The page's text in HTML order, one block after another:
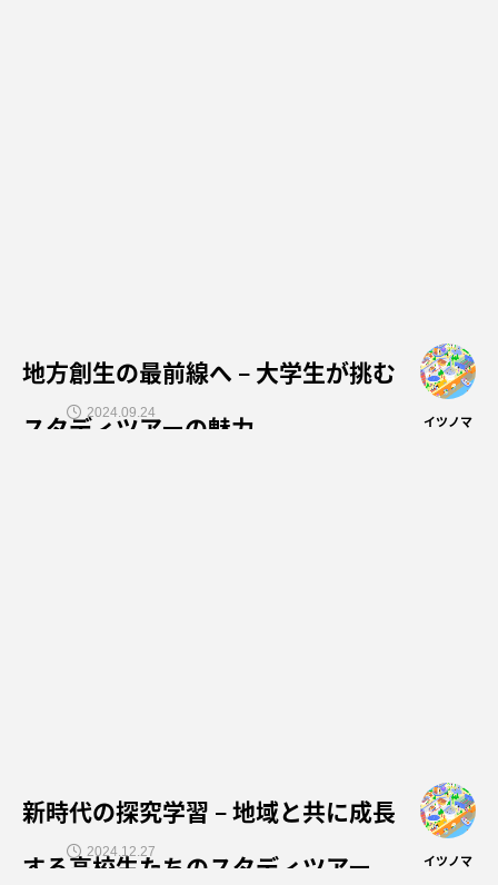
地方創生の最前線へ – 大学生が挑む
スタディツアーの魅力
イツノマ
2024.09.24
新時代の探究学習 – 地域と共に成長
する高校生たちのスタディツアー
イツノマ
2024.12.27